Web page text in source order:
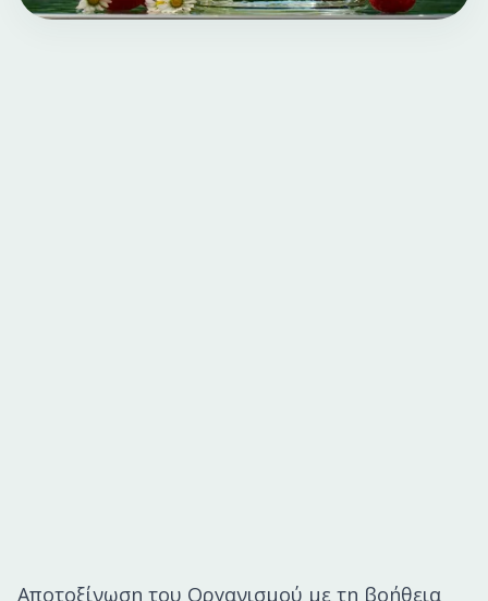
Αποτοξίνωση του Οργανισμού με τη βοήθεια